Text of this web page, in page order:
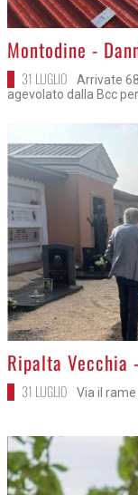
>Montodine -
31 LUGLIO
Arrivate
agevolato dalla Bcc
>
Ripalta
31 LUGLIO Via il